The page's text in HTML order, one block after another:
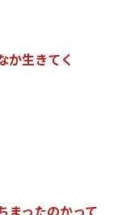
か⽣きてく
まったのかって